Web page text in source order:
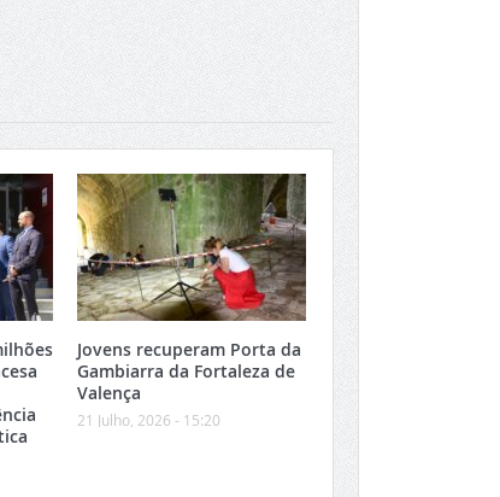
Jovens recuperam Porta da
Gambiarra da Fortaleza de
Valença
21 Julho, 2026 - 15:20